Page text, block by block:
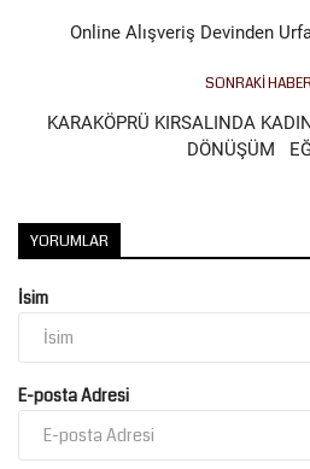
Kültür Sanat
Online Alışveriş Devinden
SONRAKI HABER
KARAKÖPRÜ KIRSALINDA
DÖNÜŞÜM
YORUMLAR
İsim
E-posta Adresi